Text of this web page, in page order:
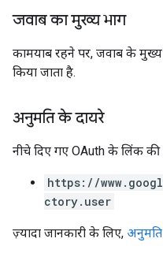
जवाब का मुख्य भाग
कामयाब रहने पर, जवाब के
किया जाता है.
अनुमति के दायरे
नीचे दिए गए OAuth के लिंक की
https://
ctory.user
ज़्यादा जानकारी के लिए,